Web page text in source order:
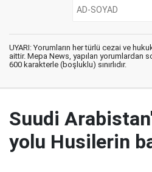
UYARI: Yorumların her türlü cezai ve
aittir. Mepa News, yapılan yorumlardan
600 karakterle (boşluklu) sınırlıdır.
Suudi
yolu Husilerin